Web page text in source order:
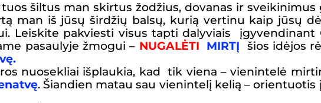
šiltus man skirtus žodžius, dovanas ir sveikinimus
man iš jūsų širdžių balsų, kurią vertinu kaip jūsų
Leiskite pakviesti visus tapti dalyviais
įgyvendinant
pasaulyje žmogui – NUGALĖTI MIRTĮ šios idėjos
nuosekliai išplaukia, kad tik viena – vienintelė
. Šiandien matau sau vienintelį kelią –